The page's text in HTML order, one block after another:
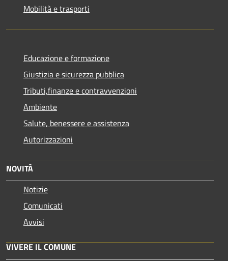
Mobilità e trasporti
Educazione e formazione
Giustizia e sicurezza pubblica
Tributi,finanze e contravvenzioni
Ambiente
Salute, benessere e assistenza
Autorizzazioni
NOVITÀ
Notizie
Comunicati
Avvisi
VIVERE IL COMUNE